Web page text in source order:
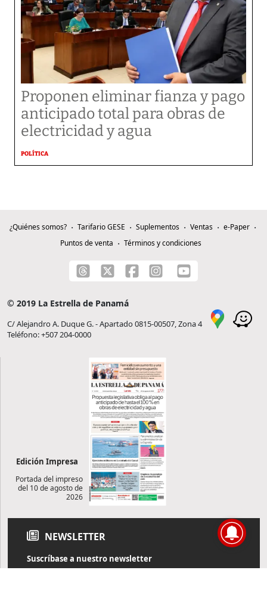
Proponen eliminar fianza y pago
anticipado total para obras de
electricidad y agua
POLÍTICA
¿Quiénes somos? Tarifario GESE Suplementos Ventas
e-Paper
Puntos de venta
Términos y condiciones
© 2019 La Estrella de Panamá
C/ Alejandro A. Duque G. - Apartado 0815-00507, Zona 4
Teléfono: +507 204-0000
Edición Impresa
Portada del impreso
del 10 de agosto de
2026
NEWSLETTER
Suscríbase a nuestro newsletter
Reciba diariamente información de actualidad directamente en